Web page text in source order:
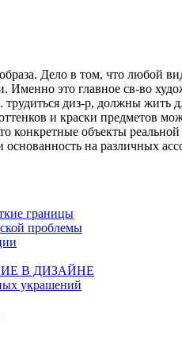
Дело в том, что любой
Именно это главное св-во
диз-р, должны жить
и краски предметов
конкретные объекты
основанность на различных
границы
проблемы
В ДИЗАЙНЕ
украшений